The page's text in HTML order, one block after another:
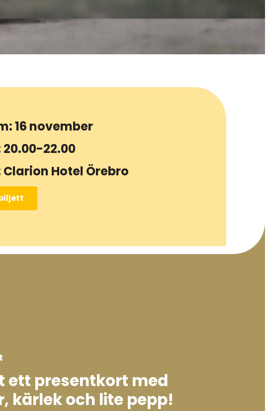
16 november
22.00
Clarion Hotel Örebro
ett presentkort med
kärlek och lite pepp!